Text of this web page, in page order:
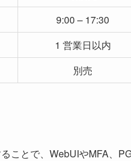
9:00 – 17:30
1 営業日以内
別売
ことで、WebUIやMFA、